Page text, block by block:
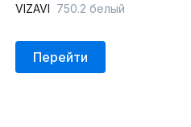
VIZAVI 750.2 белый
Перейти